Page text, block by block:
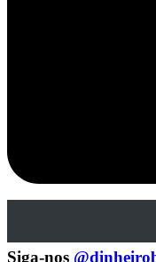
Siga-nos